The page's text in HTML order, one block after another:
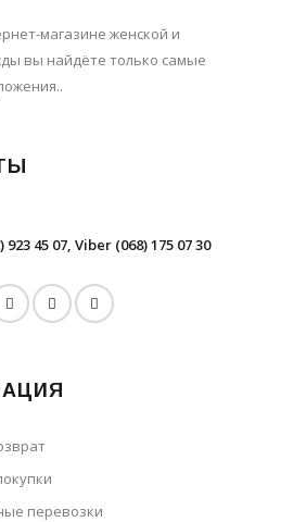
магазине женской и
вы найдёте только самые
923 45 07, Viber (068) 175 07 30
перевозки